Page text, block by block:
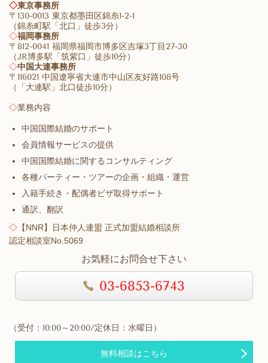
◇東京事務所
〒130-0013 東京都墨田区錦糸1-2-1
（錦糸町駅「北口」徒歩3分）
◇福岡事務所
〒812-0041 福岡県福岡市博多区吉塚3丁目27-30
（JR博多駅「筑紫口」徒歩10分）
◇中国大連事務所
〒116021 中国遼寧省大連市中山区友好路108号
（「大連駅」北口徒歩10分）
◇業務内容
中国国際結婚のサポート
会員情報サービスの提供
中国国際結婚に関するコンサルティング
各種パーティー・ツアーの企画・組織・運営
入籍手続き・配偶者ビザ取得サポート
通訳、翻訳
◇ 【NNR】日本仲人連盟 正式加盟結婚相談所
認定相談室No.5069
お気軽にお問合せ下さい
03-6853-6743
（受付：10:00～20:00/定休日：水曜日）
無料相談はこちら